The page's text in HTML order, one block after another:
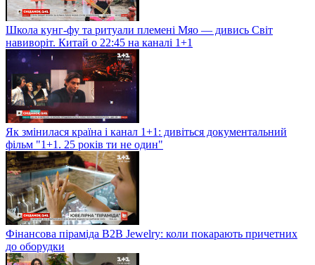
Школа кунг-фу та ритуали племені Мяо — дивись Світ
навиворіт. Китай о 22:45 на каналі 1+1
Як змінилася країна і канал 1+1: дивіться документальний
фільм "1+1. 25 років ти не один"
Фінансова піраміда B2B Jewelry: коли покарають причетних
до оборудки